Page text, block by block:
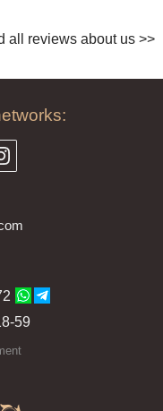
all reviews about us >>
8-59